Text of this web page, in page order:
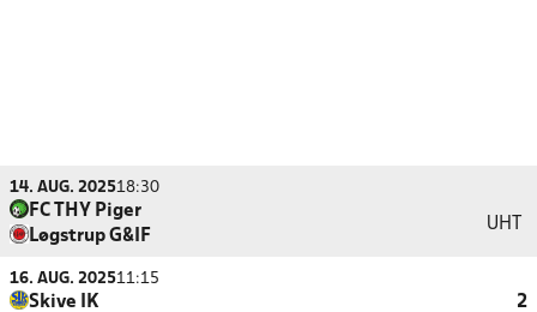
14. AUG. 202518:30
FC THY Piger
Løgstrup G&IF
UHT
16. AUG. 202511:15
Skive IK
2